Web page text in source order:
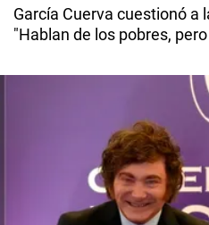
García Cuerva cuestionó a
"Hablan de los pobres,